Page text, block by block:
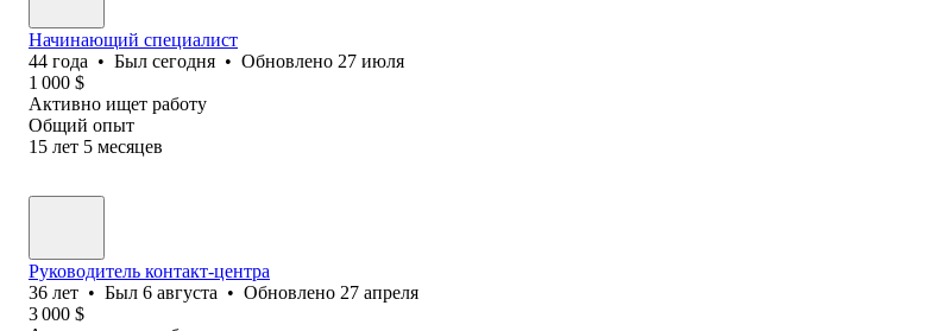
Начинающий специалист
44 года • Был сегодня • Обновлено 27 июля
1 000 $
Активно ищет работу
Общий опыт
15 лет 5 месяцев
Руководитель контакт-центра
36 лет • Был 6 августа • Обновлено 27 апреля
3 000 $